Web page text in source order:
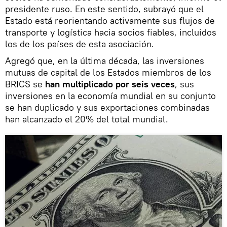
presidente ruso. En este sentido, subrayó que el
Estado está reorientando activamente sus flujos de
transporte y logística hacia socios fiables, incluidos
los de los países de esta asociación.
Agregó que, en la última década, las inversiones
mutuas de capital de los Estados miembros de los
BRICS se han multiplicado por seis veces, sus
inversiones en la economía mundial en su conjunto
se han duplicado y sus exportaciones combinadas
han alcanzado el 20% del total mundial.